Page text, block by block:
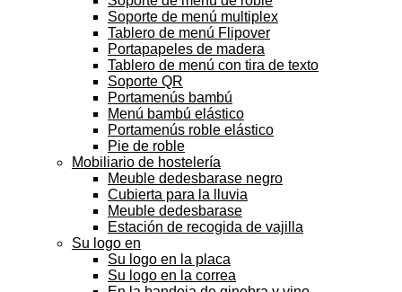
Soporte de menú multiplex
Tablero de menú Flipover
Portapapeles de madera
Tablero de menú con tira de texto
Soporte QR
Portamenús bambú
Menú bambú elástico
Portamenús roble elástico
Pie de roble
Mobiliario de hostelería
Meuble dedesbarase negro
Cubierta para la lluvia
Meuble dedesbarase
Estación de recogida de vajilla
Su logo en
Su logo en la placa
Su logo en la correa